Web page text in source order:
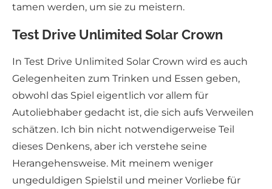
tamen werden, um sie zu meistern.
Test Drive Unlimited Solar Crown
In Test Drive Unlimited Solar Crown wird es auch
Gelegenheiten zum Trinken und Essen geben,
obwohl das Spiel eigentlich vor allem für
Autoliebhaber gedacht ist, die sich aufs Verweilen
schätzen. Ich bin nicht notwendigerweise Teil
dieses Denkens, aber ich verstehe seine
Herangehensweise. Mit meinem weniger
ungeduldigen Spielstil und meiner Vorliebe für